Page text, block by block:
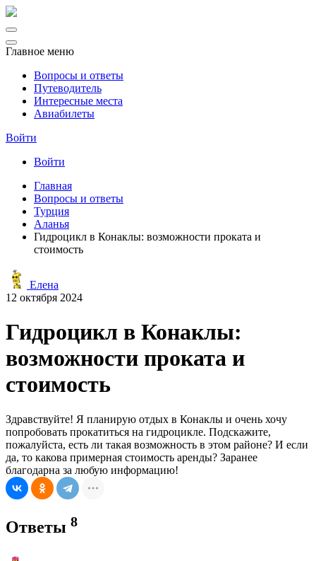
Главное меню
Вопросы и ответы
Путеводитель
Интересные места
Авиабилеты
Войти
Войти
Главная
Вопросы и ответы
Турция
Аланья
Гидроцикл в Конаклы: возможности проката и
стоимость
Елена
12 октября 2024
Гидроцикл в Конаклы:
возможности проката и
стоимость
Здравствуйте! Я планирую отдых в Конаклы и очень хочу
попробовать прокатиться на гидроцикле. Подскажите,
пожалуйста, есть ли такая возможность в этом районе? И если
да, то какова примерная стоимость аренды? Заранее
благодарна за любую информацию!
Ответы 8